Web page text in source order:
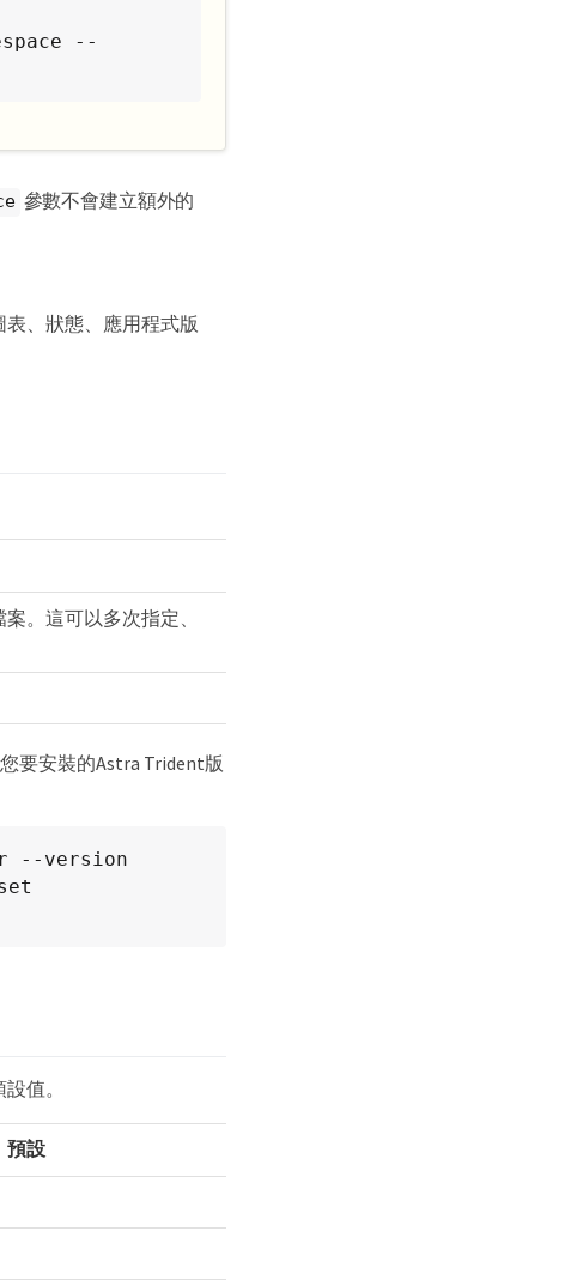
--
參數不會建立額外的
、狀態、應用程式版
。這可以多次指定、
您要安裝的Astra Trident版
--version
值。
預設